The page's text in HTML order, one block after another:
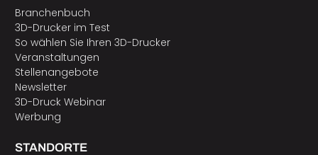
Branchenbuch
3D-Drucker im Test
So wählen Sie Ihren 3D-Drucker
Veranstaltungen
Stellenangebote
Newsletter
3D-Druck Webinar
Werbung
STANDORTE